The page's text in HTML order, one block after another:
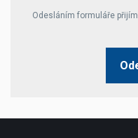
Your website *
Odesláním formuláře